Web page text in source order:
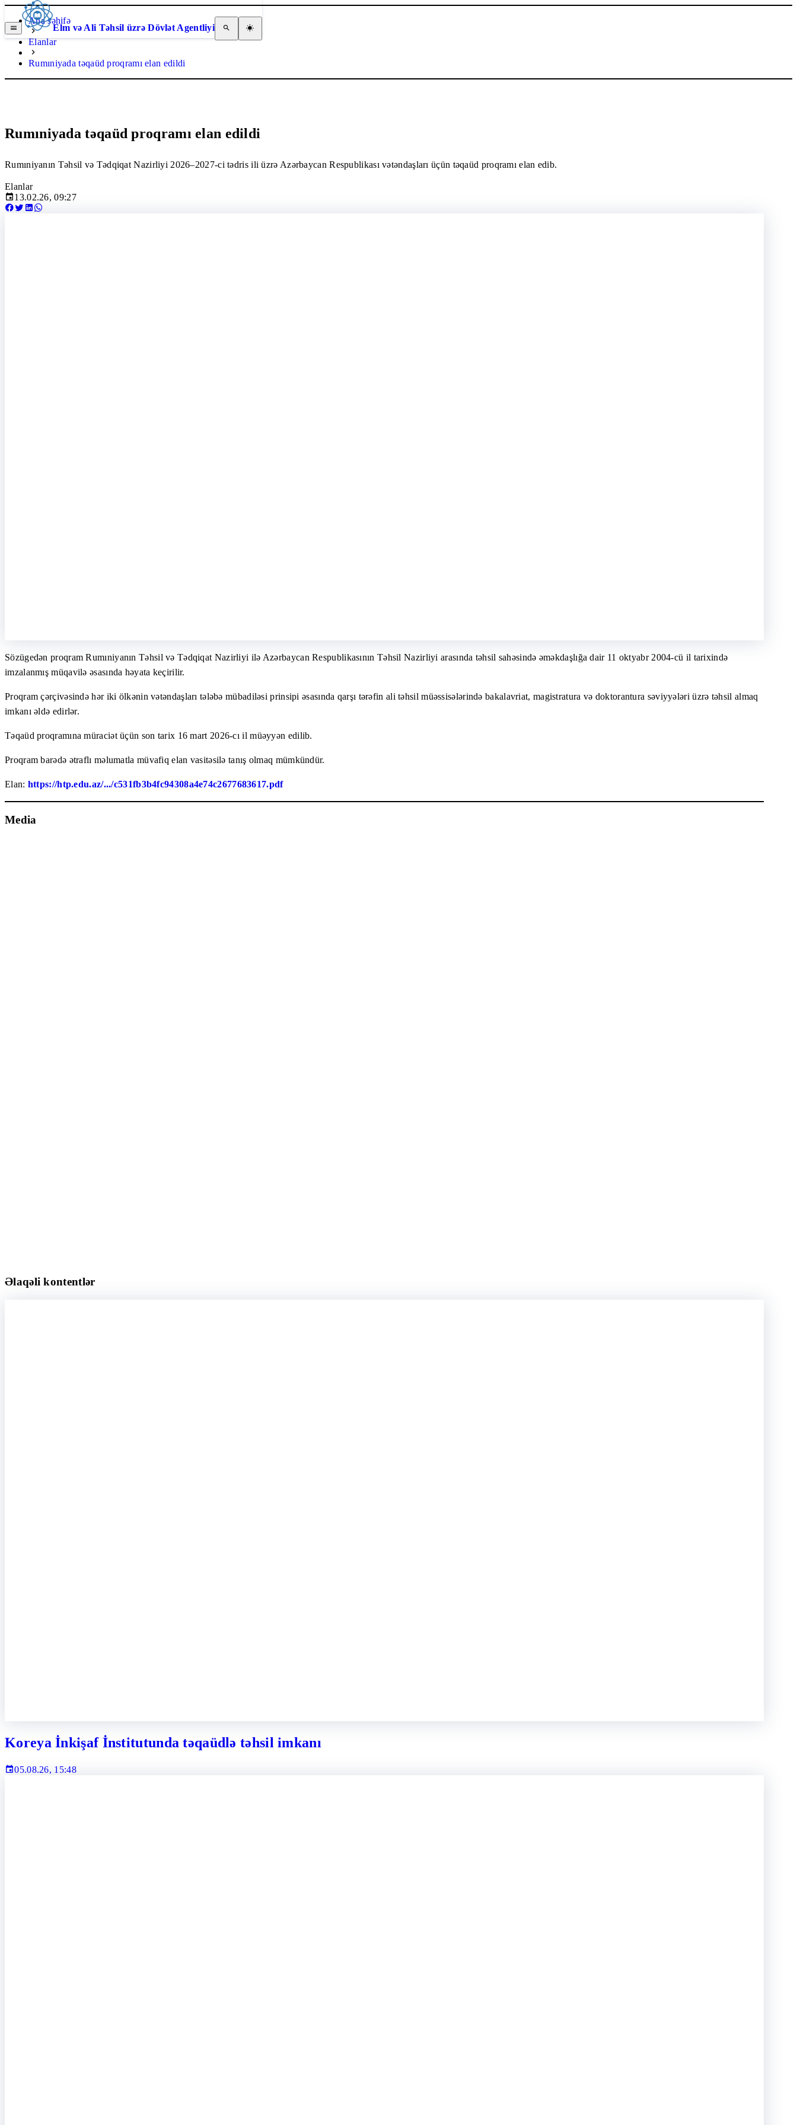
Elm və Ali Təhsil üzrə Dövlət Agentliyi
Ana səhifə
Elanlar
Rumıniyada təqaüd proqramı elan edildi
Rumıniyada təqaüd proqramı elan edildi
Rumıniyanın Təhsil və Tədqiqat Nazirliyi 2026–2027-ci tədris ili üzrə Azərbaycan Respublikası vətəndaşları üçün təqaüd proqramı elan edib.
Elanlar
13.02.26, 09:27
Sözügedən proqram Rumıniyanın Təhsil və Tədqiqat Nazirliyi ilə Azərbaycan Respublikasının Təhsil Nazirliyi arasında təhsil sahəsində əməkdaşlığa dair 11 oktyabr 2004-cü il tarixində
imzalanmış müqavilə əsasında həyata keçirilir.
Proqram çərçivəsində hər iki ölkənin vətəndaşları tələbə mübadiləsi prinsipi əsasında qarşı tərəfin ali təhsil müəssisələrində bakalavriat, magistratura və doktorantura səviyyələri üzrə təhsil almaq
imkanı əldə edirlər.
Təqaüd proqramına müraciət üçün son tarix 16 mart 2026-cı il müəyyən edilib.
Proqram barədə ətraflı məlumatla müvafiq elan vasitəsilə tanış olmaq mümkündür.
Elan: https://htp.edu.az/.../c531fb3b4fc94308a4e74c2677683617.pdf
Media
Əlaqəli kontentlər
Koreya İnkişaf İnstitutunda təqaüdlə təhsil imkanı
05.08.26, 15:48